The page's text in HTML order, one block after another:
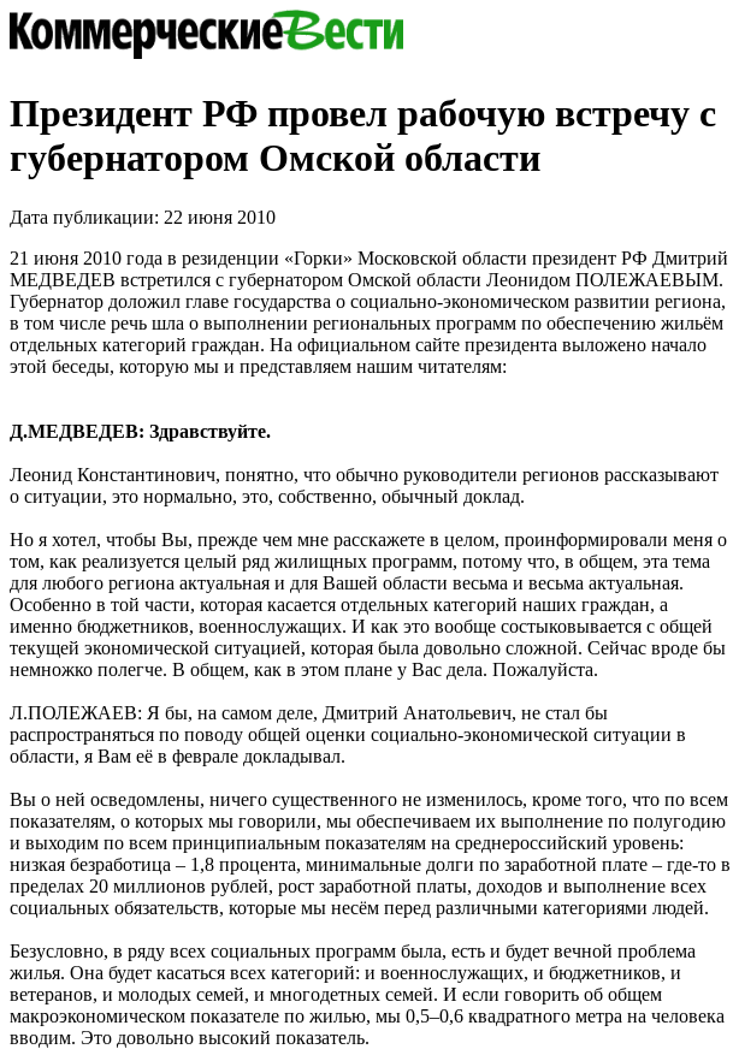
Президент РФ провел рабочую встречу с
губернатором Омской области
Дата публикации: 22 июня 2010
21 июня 2010 года в резиденции «Горки» Московской области президент РФ Дмитрий
МЕДВЕДЕВ встретился с губернатором Омской области Леонидом ПОЛЕЖАЕВЫМ.
Губернатор доложил главе государства о социально-экономическом развитии региона,
в том числе речь шла о выполнении региональных программ по обеспечению жильём
отдельных категорий граждан. На официальном сайте президента выложено начало
этой беседы, которую мы и представляем нашим читателям:
Д.МЕДВЕДЕВ: Здравствуйте.
Леонид Константинович, понятно, что обычно руководители регионов рассказывают
о ситуации, это нормально, это, собственно, обычный доклад.
Но я хотел, чтобы Вы, прежде чем мне расскажете в целом, проинформировали меня о
том, как реализуется целый ряд жилищных программ, потому что, в общем, эта тема
для любого региона актуальная и для Вашей области весьма и весьма актуальная.
Особенно в той части, которая касается отдельных категорий наших граждан, а
именно бюджетников, военнослужащих. И как это вообще состыковывается с общей
текущей экономической ситуацией, которая была довольно сложной. Сейчас вроде бы
немножко полегче. В общем, как в этом плане у Вас дела. Пожалуйста.
Л.ПОЛЕЖАЕВ: Я бы, на самом деле, Дмитрий Анатольевич, не стал бы
распространяться по поводу общей оценки социально-экономической ситуации в
области, я Вам её в феврале докладывал.
Вы о ней осведомлены, ничего существенного не изменилось, кроме того, что по всем
показателям, о которых мы говорили, мы обеспечиваем их выполнение по полугодию
и выходим по всем принципиальным показателям на среднероссийский уровень:
низкая безработица – 1,8 процента, минимальные долги по заработной плате – где-то в
пределах 20 миллионов рублей, рост заработной платы, доходов и выполнение всех
социальных обязательств, которые мы несём перед различными категориями людей.
Безусловно, в ряду всех социальных программ была, есть и будет вечной проблема
жилья. Она будет касаться всех категорий: и военнослужащих, и бюджетников, и
ветеранов, и молодых семей, и многодетных семей. И если говорить об общем
макроэкономическом показателе по жилью, мы 0,5–0,6 квадратного метра на человека
вводим. Это довольно высокий показатель.